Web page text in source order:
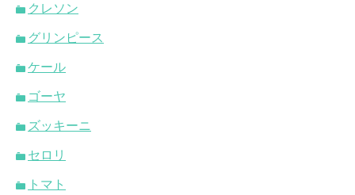
クレソン
グリンピース
ケール
ゴーヤ
ズッキーニ
セロリ
トマト